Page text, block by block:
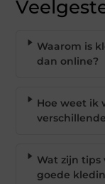
Waarom is
dan online?
Hoe weet ik
Wat zijn
goede